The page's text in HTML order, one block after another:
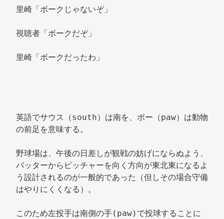
里崎「ボークじゃないぞ」
視聴者「ボークだぞ」
里崎「ボークだったわ」
英語でサウス（south）は南を、ポー（paw）は動物
の前足を意味する。
野球場は、午後の日差しが観戦の妨げにならぬよう、
バッターからピッチャーを向く方向が東北東になるよ
う設計されるのが一般的であった（但しその場合守備
はやりにくくなる）。
このため左投手は南側の手(paw)で投球することに